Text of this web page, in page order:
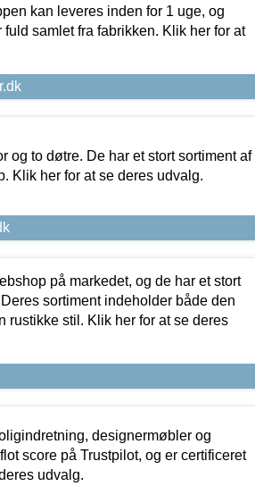
kan leveres inden for 1 uge, og
samlet fra fabrikken. Klik her for at
og to døtre. De har et stort sortiment af
Klik her for at se deres udvalg.
på markedet, og de har et stort
sortiment indeholder både den
rustikke stil. Klik her for at se deres
designermøbler og
score på Trustpilot, og er certificeret
udvalg.